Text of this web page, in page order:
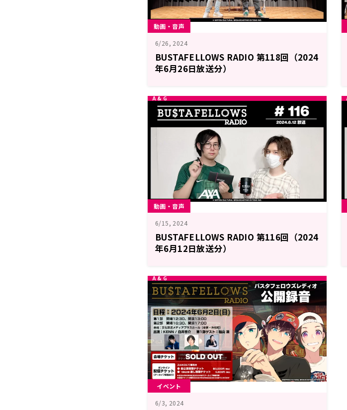
動画・音声
6/26, 2024
BUSTAFELLOWS RADIO 第118回（2024
年6月26日放送分）
動画・音声
6/15, 2024
BUSTAFELLOWS RADIO 第116回（2024
年6月12日放送分）
イベント
6/3, 2024